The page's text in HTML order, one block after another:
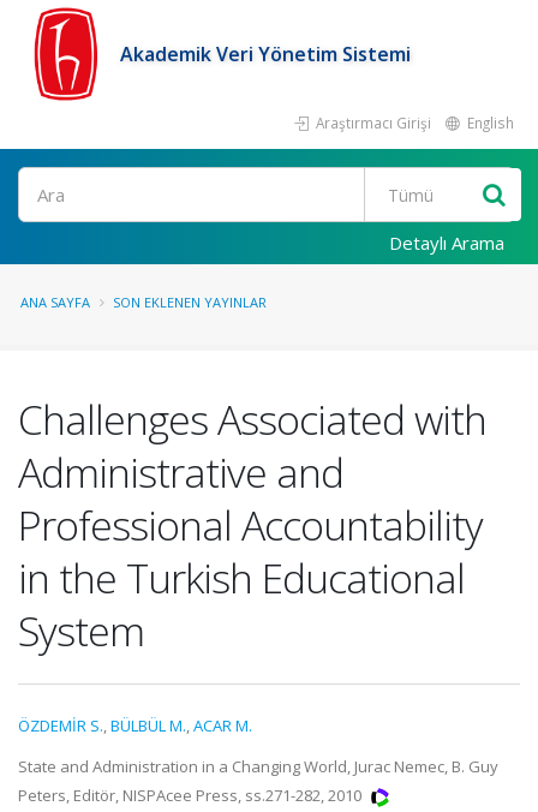
Akademik Veri Yönetim Sistemi
Araştırmacı Girişi English
Ara
Detaylı Arama
ANA SAYFA SON EKLENEN YAYINLAR
Challenges Associated with
Administrative and
Professional Accountability
in the Turkish Educational
System
ÖZDEMİR S.,BÜLBÜL M.,ACAR M.
State and Administration in a Changing World, Jurac Nemec, B. Guy
Peters, Editör, NISPAcee Press, ss.271-282, 2010